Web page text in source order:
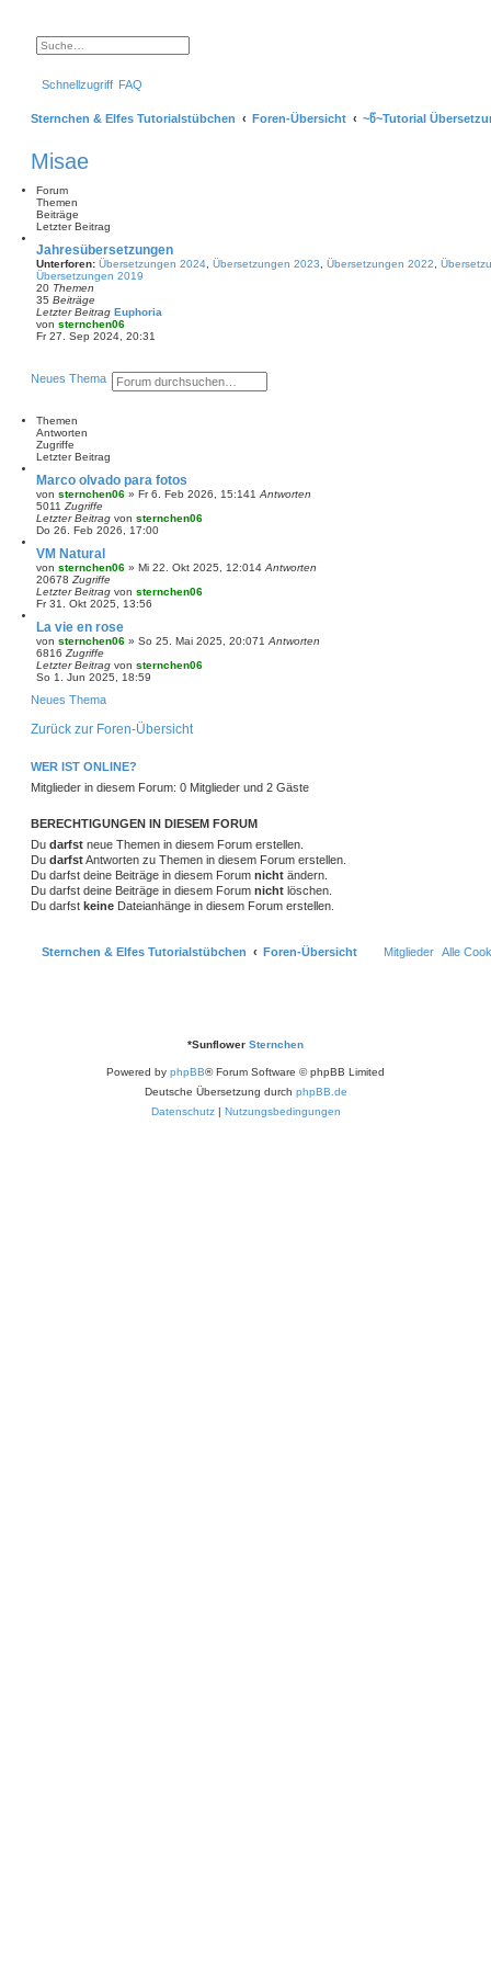
t
e
Schnellzugriff FAQ
Sternchen & Elfes Tutorialstübchen Foren-Übersicht ~წ~Tutorial
Misae
Forum
Themen
Beiträge
Letzter Beitrag
Jahresübersetzungen
Unterforen: Übersetzungen 2024 Übersetzungen 2023 Übersetzungen 2022
Übersetzungen 2019
20 Themen
35 Beiträge
Letzter Beitrag Euphoria
von sternchen06
N
s
t
r
Fr 27. Sep 2024, 20:31
Neues Thema S
u
E
r
t
e
u
c
e
Themen
Antworten
Zugriffe
Letzter Beitrag
Marco olvado para fotos
von sternchen06 » Fr 6. Feb 2026, 15:141 Antworten
5011 Zugriffe
Letzter Beitrag von sternchen06
Do 26. Feb 2026, 17:00
VM Natural
von sternchen06 » Mi 22. Okt 2025, 12:014 Antworten
20678 Zugriffe
Letzter Beitrag von sternchen06
Fr 31. Okt 2025, 13:56
La vie en rose
von sternchen06 » So 25. Mai 2025, 20:071 Antworten
6816 Zugriffe
Letzter Beitrag von sternchen06
So 1. Jun 2025, 18:59
Neues Thema
Zurück zur Foren-Übersicht
WER IST ONLINE?
Mitglieder in diesem Forum: 0 Mitglieder und 2 Gäste
BERECHTIGUNGEN IN DIESEM FORUM
Du darfst neue Themen in diesem Forum erstellen.
Du darfstAntworten zu Themen in diesem Forum erstellen.
Du darfst deine Beiträge in diesem Forum nicht ändern.
Du darfst deine Beiträge in diesem Forum nicht löschen.
Du darfst keine Dateianhänge in diesem Forum erstellen.
Sternchen & Elfes Tutorialstübchen Foren-Übersicht Alle
Mitglieder
*Sunflower Sternchen
Powered by phpBB® Forum Software © phpBB Limited
Deutsche Übersetzung durch phpBB.de
Datenschutz| Nutzungsbedingungen